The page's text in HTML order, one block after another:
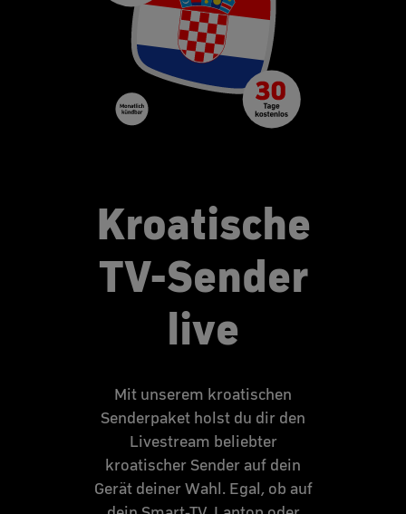
Kroatische
TV-Sender
live
Mit unserem kroatischen
Senderpaket holst du dir den
Livestream beliebter
kroatischer Sender auf dein
Gerät deiner Wahl. Egal, ob auf